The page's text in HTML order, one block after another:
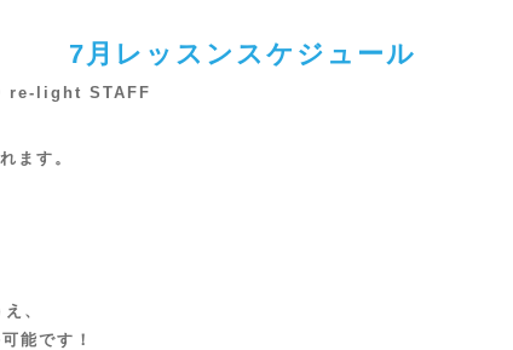
7月レッスンスケジュール
re-light STAFF
ます。
、
能です！